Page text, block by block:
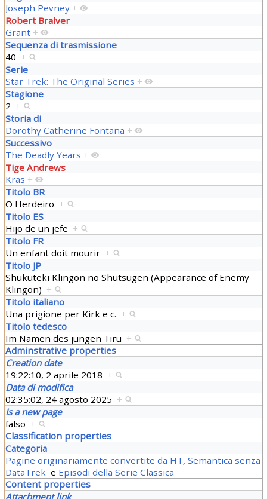
Joseph Pevney +
Robert Bralver
Grant +
Sequenza di trasmissione
40 +
Serie
Star Trek: The Original Series +
Stagione
2 +
Storia di
Dorothy Catherine Fontana +
Successivo
The Deadly Years +
Tige Andrews
Kras +
Titolo BR
O Herdeiro +
Titolo ES
Hijo de un jefe +
Titolo FR
Un enfant doit mourir +
Titolo JP
Shukuteki Klingon no Shutsugen (Appearance of Enemy
Klingon) +
Titolo italiano
Una prigione per Kirk e c. +
Titolo tedesco
Im Namen des jungen Tiru +
Adminstrative properties
Creation date
19:22:10, 2 aprile 2018 +
Data di modifica
02:35:02, 24 agosto 2025 +
Is a new page
falso +
Classification properties
Categoria
Pagine originariamente convertite da HT, Semantica senza
DataTrek e Episodi della Serie Classica
Content properties
Attachment link